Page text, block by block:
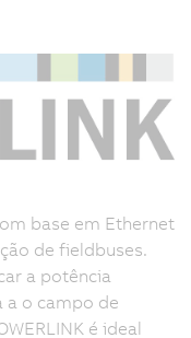
base em Ethernet
de fieldbuses.
a potência
a o campo de
é ideal